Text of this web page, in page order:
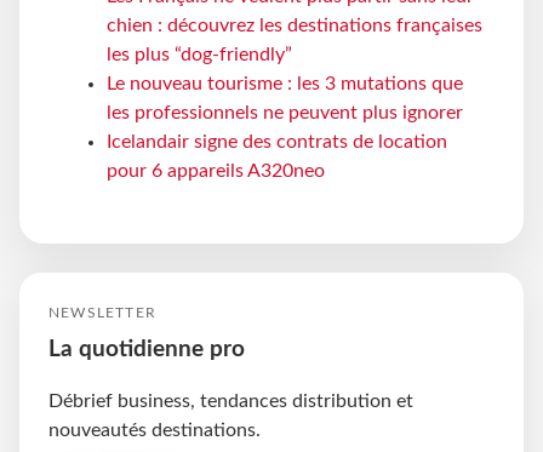
chien : découvrez les destinations françaises
les plus “dog-friendly”
Le nouveau tourisme : les 3 mutations que
les professionnels ne peuvent plus ignorer
Icelandair signe des contrats de location
pour 6 appareils A320neo
NEWSLETTER
La quotidienne pro
Débrief business, tendances distribution et
nouveautés destinations.